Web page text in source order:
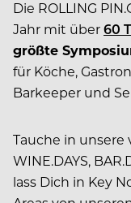
Die ROLLING
Jahr mit über60
größte
für Köche,
Barkeeper und
Tauche in unsere
WINE.DAYS,
lass Dich in Key